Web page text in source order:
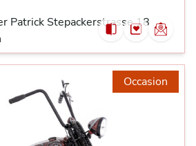
Patrick Stepackerstrasse 18
Occasion